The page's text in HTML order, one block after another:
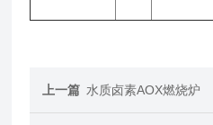
上一篇 水质卤素AOX燃烧炉